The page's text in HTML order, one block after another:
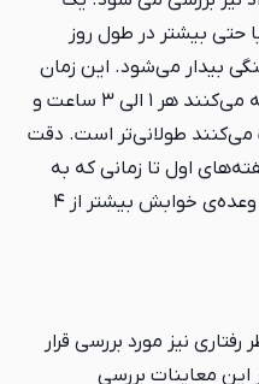
۱۴ تا ۱۷ ساعت یا حتی بیشتر در طول روز
بیدار می‌شود. این زمان
برای نوزادانی که از شیر مادر تغذیه می‌کنند هر ۱ الی ۳ ساعت و
می‌کنند طولانی‌تر است. دقت
اول تا زمانی که به
افزایش وزن خوبی نرسد، نباید هر وعده‌ی خوابش بیشتر از ۴
نیز مورد بررسی قرار
این معاینات بررسی